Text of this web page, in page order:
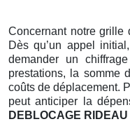
Concernant notre grille
Dès qu’un appel
demander un
prestations, la somme
coûts de déplacement.
peut anticiper la
DEBLOCAGE